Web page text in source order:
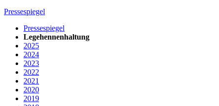
Pressespiegel
Pressespiegel
Legehennenhaltung
2025
2024
2023
2022
2021
2020
2019